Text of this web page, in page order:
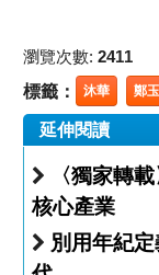
瀏覽次數: 2411
標籤： 沐華 鄭
延伸閱讀
〈獨家轉
核心產業
別用年紀